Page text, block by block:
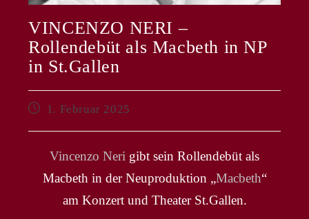
VINCENZO NERI –
Rollendebüt als Macbeth in NP
in St.Gallen
Beitrag1. Februar 2025
Vincenzo Neri gibt sein Rollendebüt als
Macbeth in der Neuproduktion „Macbeth“
am Konzert und Theater St.Gallen.